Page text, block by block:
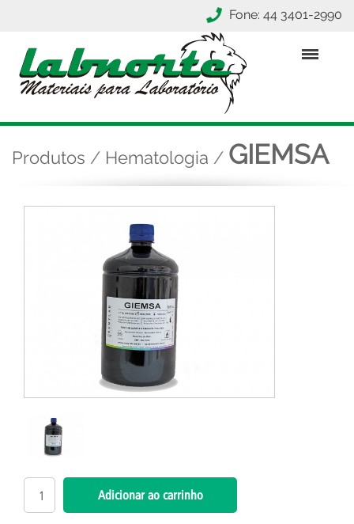
Fone: 44 3401-2990
Produtos / Hematologia / GIEMSA